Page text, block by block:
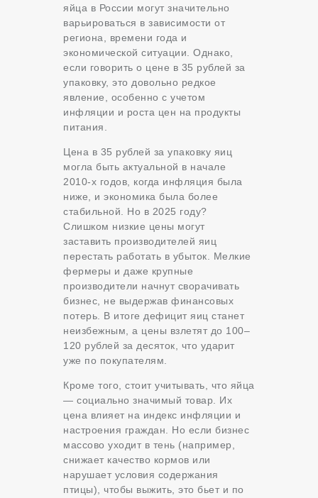
яйца в России могут значительно
варьироваться в зависимости от
региона, времени года и
экономической ситуации. Однако,
если говорить о цене в 35 рублей за
упаковку, это довольно редкое
явление, особенно с учетом
инфляции и роста цен на продукты
питания.
Цена в 35 рублей за упаковку яиц
могла быть актуальной в начале
2010-х годов, когда инфляция была
ниже, и экономика была более
стабильной. Но в 2025 году?
Слишком низкие цены могут
заставить производителей яиц
перестать работать в убыток. Мелкие
фермеры и даже крупные
производители начнут сворачивать
бизнес, не выдержав финансовых
потерь. В итоге дефицит яиц станет
неизбежным, а цены взлетят до 100–
120 рублей за десяток, что ударит
уже по покупателям.
Кроме того, стоит учитывать, что яйца
— социально значимый товар. Их
цена влияет на индекс инфляции и
настроения граждан. Но если бизнес
массово уходит в тень (например,
снижает качество кормов или
нарушает условия содержания
птицы), чтобы выжить, это бьет и по